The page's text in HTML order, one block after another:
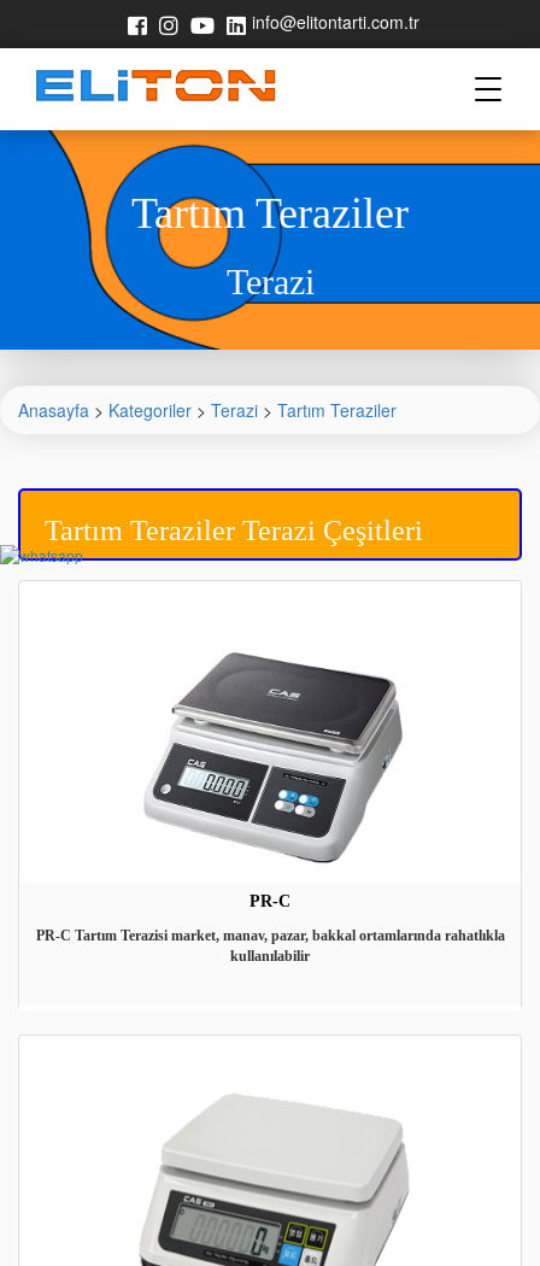
info@elitontarti.com.tr
Tartım Teraziler
Terazi
Anasayfa > Kategoriler > Terazi > Tartım Teraziler
Tartım Teraziler Terazi Çeşitleri
PR-C
PR-C Tartım Terazisi market, manav, pazar, bakkal ortamlarında rahatlıkla
kullanılabilir